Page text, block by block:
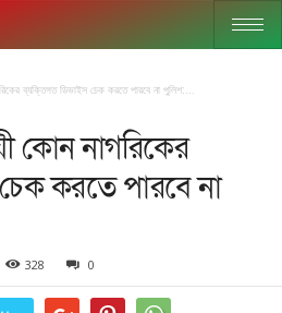
ব্যক্তিগত ডিভাইস চেক করতে পারবে না পুলিশ:...
কোন নাগরিকের
করতে পারবে না
328 0